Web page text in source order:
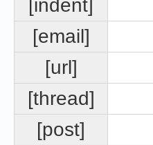
[indent]
[email]
[url]
[thread]
[post]